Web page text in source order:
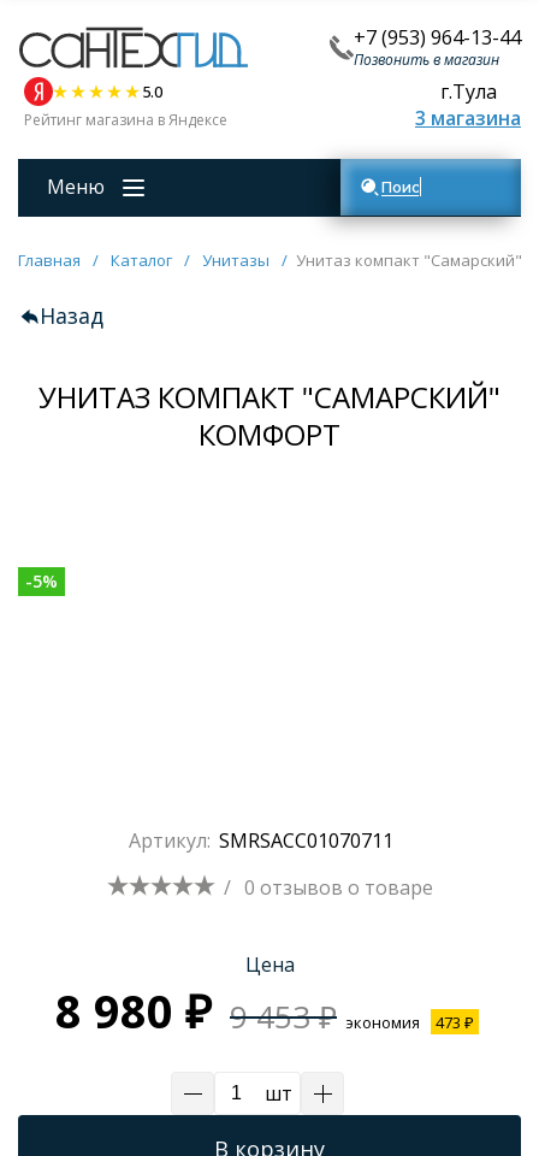
+7 (953) 964-13-44
Позвонить в магазин
5.0
Рейтинг магазина в Яндексе
г.Тула
3 магазина
Меню Поиск товаров
Главная / Каталог / Унитазы / Унитаз компакт "Самарский"
Назад
УНИТАЗ КОМПАКТ "САМАРСКИЙ"
КОМФОРТ
-5%
Артикул: SMRSACC01070711
/ 0 отзывов о товаре
Цена
8 980 ₽ 9 453 ₽ экономия 473 ₽
шт
В корзину